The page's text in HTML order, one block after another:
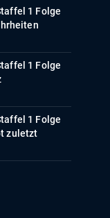
1 Folge
1 Folge
1 Folge
zuletzt